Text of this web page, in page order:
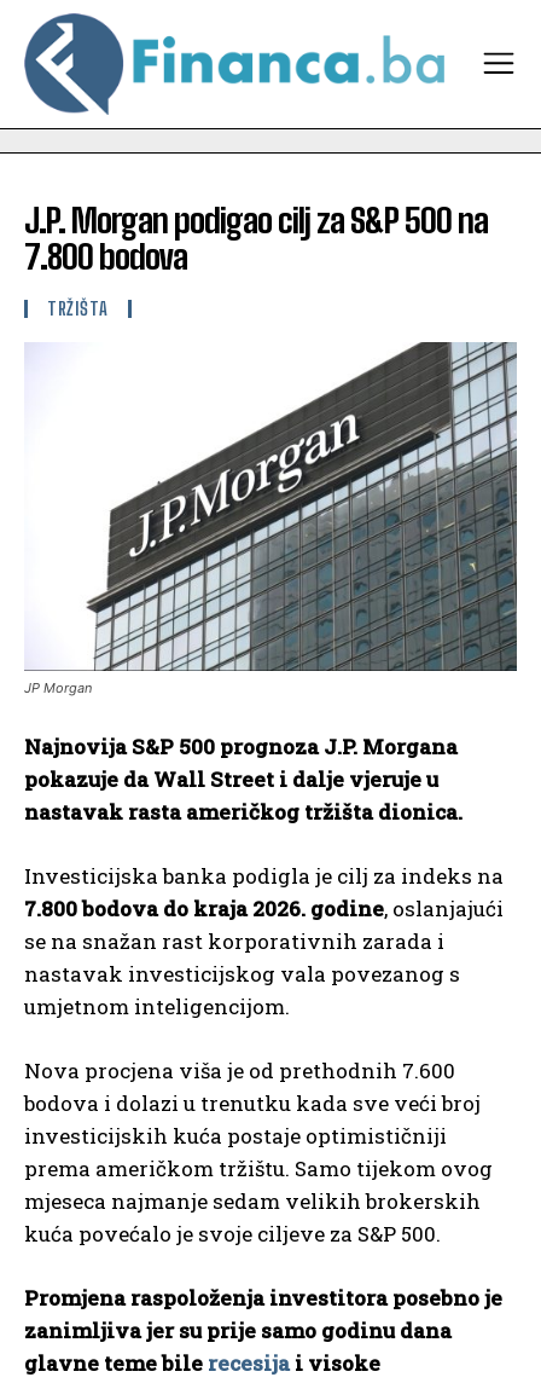
J.P. Morgan podigao cilj za S&P 500 na
7.800 bodova
TRŽIŠTA
JP Morgan
Najnovija S&P 500 prognoza J.P. Morgana
pokazuje da Wall Street i dalje vjeruje u
nastavak rasta američkog tržišta dionica.
Investicijska banka podigla je cilj za indeks na
7.800 bodova do kraja 2026. godine, oslanjajući
se na snažan rast korporativnih zarada i
nastavak investicijskog vala povezanog s
umjetnom inteligencijom.
Nova procjena viša je od prethodnih 7.600
bodova i dolazi u trenutku kada sve veći broj
investicijskih kuća postaje optimističniji
prema američkom tržištu. Samo tijekom ovog
mjeseca najmanje sedam velikih brokerskih
kuća povećalo je svoje ciljeve za S&P 500.
Promjena raspoloženja investitora posebno je
zanimljiva jer su prije samo godinu dana
glavne teme bile recesijai visoke